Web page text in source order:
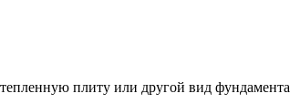
плиту или другой вид